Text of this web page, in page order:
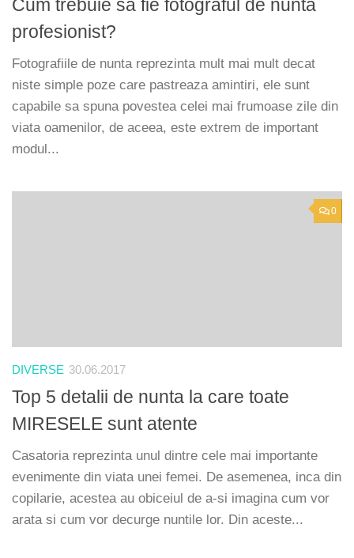
Cum trebuie sa fie fotograful de nunta
profesionist?
Fotografiile de nunta reprezinta mult mai mult decat
niste simple poze care pastreaza amintiri, ele sunt
capabile sa spuna povestea celei mai frumoase zile din
viata oamenilor, de aceea, este extrem de important
modul...
0
DIVERSE 30.06.2017
Top 5 detalii de nunta la care toate
MIRESELE sunt atente
Casatoria reprezinta unul dintre cele mai importante
evenimente din viata unei femei. De asemenea, inca din
copilarie, acestea au obiceiul de a-si imagina cum vor
arata si cum vor decurge nuntile lor. Din aceste...